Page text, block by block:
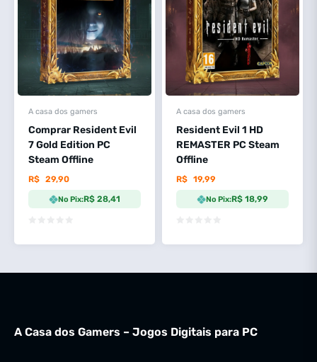
A casa dos gamers
Comprar Resident Evil
7 Gold Edition PC
Steam Offline
R$ 29,90
No Pix:R$ 28,41
A casa dos gamers
Resident Evil 1 HD
REMASTER PC Steam
Offline
R$ 19,99
No Pix:R$ 18,99
A Casa dos Gamers – Jogos Digitais para PC